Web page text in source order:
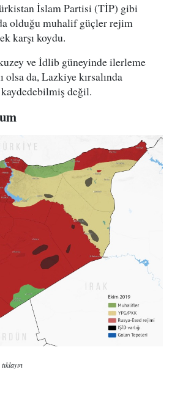
İslam Partisi (TİP) gibi
da olduğu muhalif güçler rejim
karşı koydu.
ve İdlib güneyinde ilerleme
olsa da, Lazkiye kırsalında
değil.